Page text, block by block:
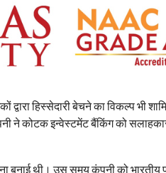
हिस्सेदारी बेचने का विकल्प भी
ने कोटक इन्वेस्टमेंट बैंकिंग को
थी। उस समय कंपनी को भारतीय